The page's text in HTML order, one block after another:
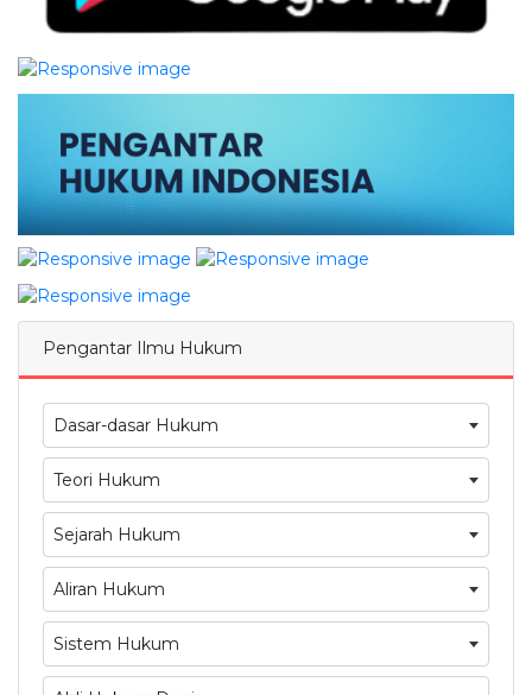
Pengantar Ilmu Hukum
Dasar-dasar Hukum
Teori Hukum
Sejarah Hukum
Aliran Hukum
Sistem Hukum